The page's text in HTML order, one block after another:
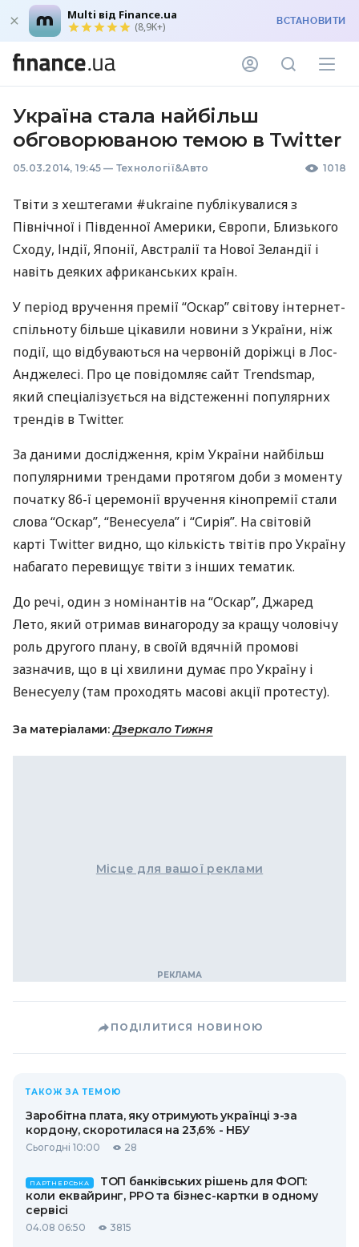
Multi від Finance.ua
(8,9K+) ВСТАНОВИТИ
Україна стала найбільш
обговорюваною темою в Twitter
05.03.2014, 19:45 — Технології&Авто 1018
Твіти з хештегами #ukraine публікувалися з
Північної і Південної Америки, Європи, Близького
Сходу, Індії, Японії, Австралії та Нової Зеландії і
навіть деяких африканських країн.
У період вручення премії “Оскар” світову інтернет-
спільноту більше цікавили новини з України, ніж
події, що відбуваються на червоній доріжці в Лос-
Анджелесі. Про це повідомляє сайт Trendsmap,
який спеціалізується на відстеженні популярних
трендів в Twitter.
За даними дослідження, крім України найбільш
популярними трендами протягом доби з моменту
початку 86-ї церемонії вручення кінопремії стали
слова “Оскар”, “Венесуела” і “Сирія”. На світовій
карті Twitter видно, що кількість твітів про Україну
набагато перевищує твіти з інших тематик.
До речі, один з номінантів на “Оскар”, Джаред
Лето, який отримав винагороду за кращу чоловічу
роль другого плану, в своїй вдячній промові
зазначив, що в ці хвилини думає про Україну і
Венесуелу (там проходять масові акції протесту).
За матеріалами:Дзеркало Тижня
Місце для вашої реклами
ПОДІЛИТИСЯ НОВИНОЮ
ТАКОЖ ЗА ТЕМОЮ
Заробітна плата, яку отримують українці з-за
кордону, скоротилася на 23,6% - НБУ
Сьогодні 10:00 28
ПАРТНЕРСЬКА
ТОП банківських рішень для ФОП:
коли еквайринг, РРО та бізнес-картки в одному
сервісі
04.08 06:50 3815